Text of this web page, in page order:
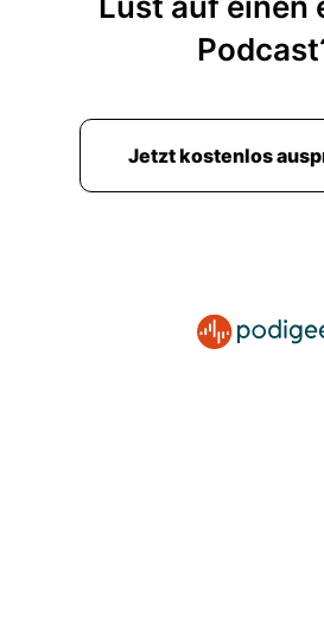
Jetzt kostenlos